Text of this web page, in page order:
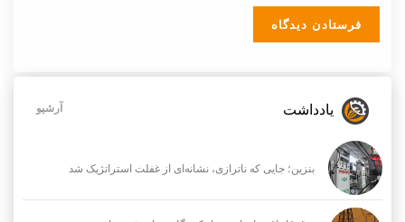
یادداشت آرشیو
بنزین؛ جایی که ناترازی، نشانه‌ای از غفلت استراتژیک شد